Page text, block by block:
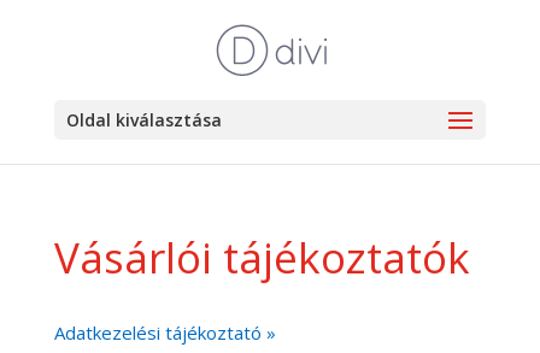
Oldal kiválasztása
Vásárlói tájékoztatók
Adatkezelési tájékoztató »